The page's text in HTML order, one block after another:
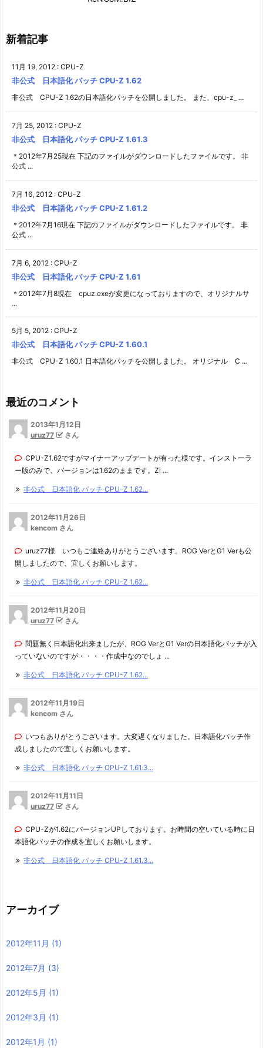
新着記事
11月 19, 2012 : CPU-Z
非公式 日本語化 パッチ CPU-Z 1.62
非公式 CPU-Z 1.62の日本語化パッチを公開しました。 また、cpu-z_ ...
7月 25, 2012 : CPU-Z
非公式 日本語化 パッチ CPU-Z 1.61.3
＊2012年7月25現在 下記のファイルがダウンロードしたファイルです。 非
公式 ...
7月 16, 2012 : CPU-Z
非公式 日本語化 パッチ CPU-Z 1.61.2
＊2012年7月16現在 下記のファイルがダウンロードしたファイルです。 非
公式 ...
7月 6, 2012 : CPU-Z
非公式 日本語化 パッチ CPU-Z 1.61
＊2012年7月8現在 cpuz.exeが変更になっておりますので、オリジナルサ
...
5月 5, 2012 : CPU-Z
非公式 日本語化 パッチ CPU-Z 1.60.1
非公式 CPU-Z 1.60.1 日本語化パッチを公開しました。 オリジナル C ...
最近のコメント
2013年1月12日
uruz77
さん
CPU-Z1.62ですがマイナーアップデートが有った様です。インストーラ
ー版のみで、バージョンは1.62のままです。Zi ...
非公式 日本語化 パッチ CPU-Z 1.62...
2012年11月26日
kencom さん
uruz77様 いつもご連絡ありがとうございます。ROG VerとG1 Verも公
開しましたので、宜しくお願いします。
非公式 日本語化 パッチ CPU-Z 1.62...
2012年11月20日
uruz77
さん
問題無く日本語化出来ましたが、ROG VerとG1 Verの日本語化パッチが入
っていないのですが・・・・作成中なのでしょ ...
非公式 日本語化 パッチ CPU-Z 1.62...
2012年11月19日
kencom さん
いつもありがとうございます。大変遅くなりました。日本語化パッチ作
成しましたので宜しくお願いします。
非公式 日本語化 パッチ CPU-Z 1.61.3...
2012年11月11日
uruz77
さん
CPU-Zが1.62にバージョンUPしております。お時間の空いている時に日
本語化パッチの作成を宜しくお願いします。
非公式 日本語化 パッチ CPU-Z 1.61.3...
アーカイブ
2012年11月 (1)
2012年7月 (3)
2012年5月 (1)
2012年3月 (1)
2012年1月 (1)